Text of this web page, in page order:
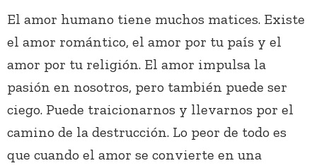
El amor humano tiene muchos matices. Existe
el amor romántico, el amor por tu país y el
amor por tu religión. El amor impulsa la
pasión en nosotros, pero también puede ser
ciego. Puede traicionarnos y llevarnos por el
camino de la destrucción. Lo peor de todo es
que cuando el amor se convierte en una